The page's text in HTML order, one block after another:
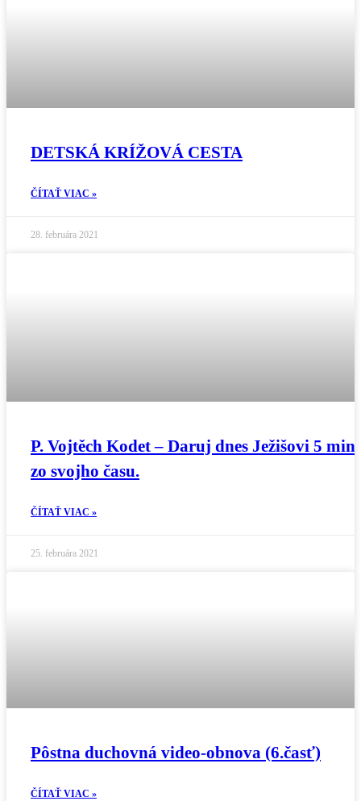
DETSKÁ KRÍŽOVÁ CESTA
ČÍTAŤ VIAC »
28. februára 2021
P. Vojtěch Kodet – Daruj dnes Ježišovi 5
zo svojho času.
ČÍTAŤ VIAC »
25. februára 2021
Pôstna duchovná video-obnova (6.časť)
ČÍTAŤ VIAC »